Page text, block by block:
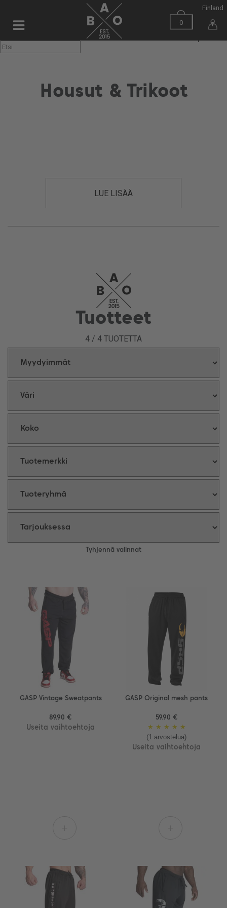
0
Finland
▼
Housut & Trikoot
LUE LISÄÄ
Tuotteet
4 / 4 TUOTETTA
Tyhjennä valinnat
GASP Vintage Sweatpants
89.90 €
Useita vaihtoehtoja
GASP Original mesh pants
59.90 €
★ ★ ★ ★ ★
(1 arvostelua)
Useita vaihtoehtoja